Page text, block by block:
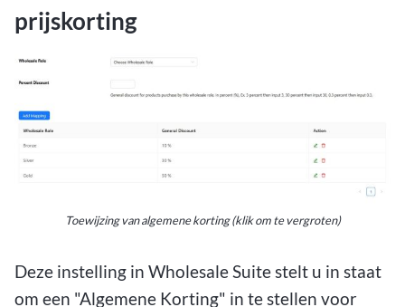
prijskorting
Toewijzing van algemene korting (klik om te vergroten)
Deze instelling in Wholesale Suite stelt u in staat
om een "Algemene Korting" in te stellen voor